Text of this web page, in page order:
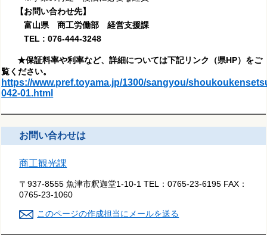
【お問い合わせ先】
富山県 商工労働部 経営支援課
TEL : 076-444-3248
★保証料率や利率など、詳細については下記リンク（県HP）をご
覧ください。
https://www.pref.toyama.jp/1300/sangyou/
042-01.html
お問い合わせは
商工観光課
〒937-8555 魚津市釈迦堂1-10-1 TEL：0765-23-6195 FAX：
0765-23-1060
このページの作成担当にメールを送る